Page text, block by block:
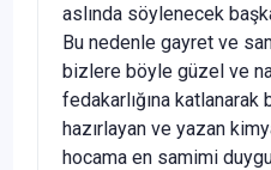
aslında söylenecek
Bu nedenle gayret ve
bizlere böyle güzel ve
fedakarlığına katlanarak
hazırlayan ve yazan
hocama en samimi